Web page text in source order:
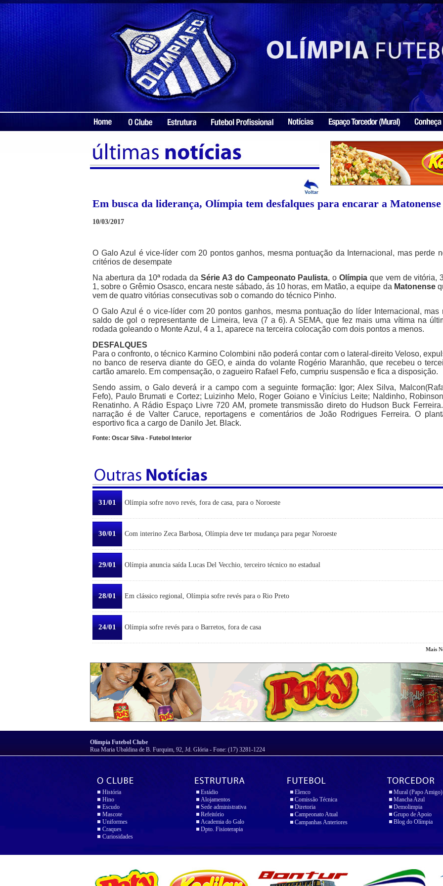
Em busca da liderança, Olímpia tem desfalques para encarar a Matonense
10/03/2017
O Galo Azul é vice-líder com 20 pontos ganhos, mesma pontuação da Internacional, mas perde
critérios de desempate
Na abertura da 10ª rodada da Série A3 do Campeonato Paulista, oOlímpia que vem de vitória,
1, sobre o Grêmio Osasco, encara neste sábado, ás 10 horas, em Matão, a equipe da Matonense
vem de quatro vitórias consecutivas sob o comando do técnico Pinho.
O Galo Azul é o vice-líder com 20 pontos ganhos, mesma pontuação do líder Internacional, mas
saldo de gol o representante de Limeira, leva (7 a 6). A SEMA, que fez mais uma vítima na
rodada goleando o Monte Azul, 4 a 1, aparece na terceira colocação com dois pontos a menos.
DESFALQUES
Para o confronto, o técnico Karmino Colombini não poderá contar com o lateral-direito Veloso,
no banco de reserva diante do GEO, e ainda do volante Rogério Maranhão, que recebeu o
cartão amarelo. Em compensação, o zagueiro Rafael Fefo, cumpriu suspensão e fica a disposição.
Sendo assim, o Galo deverá ir a campo com a seguinte formação: Igor; Alex Silva,
Fefo), Paulo Brumati e Cortez; Luizinho Melo, Roger Goiano e Vinícius Leite; Naldinho,
Renatinho. A Rádio Espaço Livre 720 AM, promete transmissão direto do Hudson Buck
narração é de Valter Caruce, reportagens e comentários de João Rodrigues Ferreira. O
esportivo fica a cargo de Danilo Jet. Black.
Fonte: Oscar Silva - Futebol Interior
31/01 Olímpia sofre novo revés, fora de casa, para o Noroeste
30/01 Com interino Zeca Barbosa, Olímpia deve ter mudança para pegar Noroeste
29/01 Olímpia anuncia saída Lucas Del Vecchio, terceiro técnico no estadual
28/01 Em clássico regional, Olímpia sofre revés para o Rio Preto
24/01 Olímpia sofre revés para o Barretos, fora de casa
Mais
Olímpia Futebol Clube
Rua Maria Ubaldina de B. Furquim, 92, Jd. Glória - Fone: (17) 3281-1224
História
Hino
Escudo
Mascote
Uniformes
Craques
Curiosidades
Estádio
Alojamentos
Sede administrativa
Refeitório
Academia do Galo
Dpto. Fisioterapia
Elenco
Comissão Técnica
Diretoria
Campeonato Atual
Campanhas Anteriores
Mural (Papo Amigo)
Mancha Azul
Demolimpia
Grupo de Apoio
Blog do Olímpia